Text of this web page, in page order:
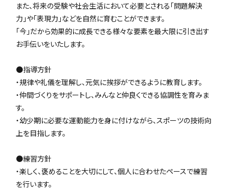
また、将来の受験や社会生活において必要とされる「問題解決
力」や「表現力」などを自然に育むことができます。
「今」だから効果的に成長できる様々な要素を最大限に引き出す
お手伝いをいたします。
●指導方針
・規律や礼儀を理解し、元気に挨拶ができるように教育します。
・仲間づくりをサポートし、みんなと仲良くできる協調性を育みま
す。
・幼少期に必要な運動能力を身に付けながら、スポーツの技術向
上を目指します。
●練習方針
・楽しく、褒めることを大切にして、個人に合わせたペースで練習
を行います。